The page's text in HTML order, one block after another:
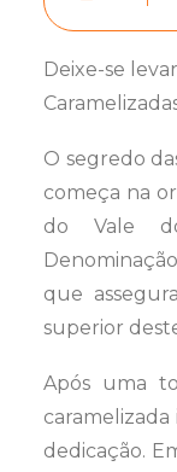
de
Amêndoa
Caramelizada,
g
Deixe-se
O segredo
começa na
do Vale
que
superior
Após uma
dedicação.